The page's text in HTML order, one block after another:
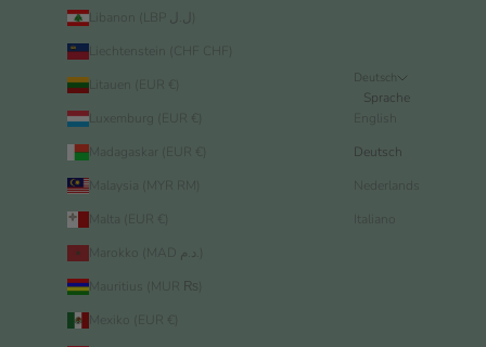
Liechtenstein (CHF CHF)
Litauen (EUR €)
Luxemburg (EUR €)
Madagaskar (EUR €)
Malaysia (MYR RM)
Malta (EUR €)
Mauritius (MUR ₨)
Mexiko (EUR €)
Deutsch
Sprache
English
Deutsch
Nederlands
Italiano